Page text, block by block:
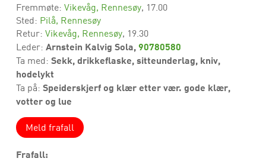
Fremmøte: Vikevåg, Rennesøy, 17.00
Sted: Pilå, Rennesøy
Retur: Vikevåg, Rennesøy, 19.30
Leder: Arnstein Kalvig Sola,90780580
Ta med: Sekk, drikkeflaske, sitteunderlag, kniv,
hodelykt
Ta på: Speiderskjerf og klær etter vær. gode klær,
votter og lue
Meld frafall
Frafall: